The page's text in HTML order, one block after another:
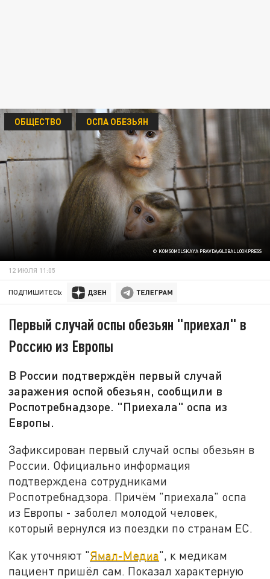
© KOMSOMOLSKAYA PRAVDA/GLOBALLOOKPRESS
ОБЩЕСТВО ОСПА ОБЕЗЬЯН
12 ИЮЛЯ 11:05
ПОДПИШИТЕСЬ:
Первый случай оспы обезьян "приехал" в
Россию из Европы
В России подтверждён первый случай
заражения оспой обезьян, сообщили в
Роспотребнадзоре. "Приехала" оспа из
Европы.
Зафиксирован первый случай оспы обезьян в
России. Официально информация
подтверждена сотрудниками
Роспотребнадзора. Причём "приехала" оспа
из Европы - заболел молодой человек,
который вернулся из поездки по странам ЕС.
Как уточняют "Ямал-Медиа", к медикам
пациент пришёл сам. Показал характерную